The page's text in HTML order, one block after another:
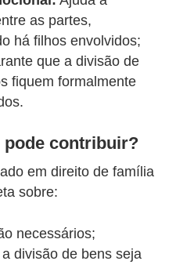
as partes,
há filhos envolvidos;
que a divisão de
fiquem formalmente
pode contribuir?
em direito de família
sobre:
necessários;
divisão de bens seja